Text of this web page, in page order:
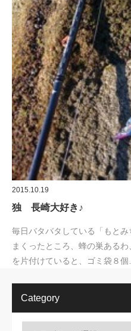
2015.10.19
独 長崎大好き♪
毎日バタバタしている「もと
まくったところ、蜂の巣ある
を片付けていると、ゴミ袋８個
Category